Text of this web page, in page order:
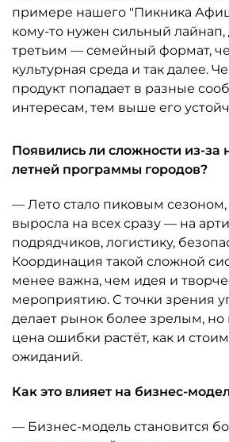
примере нашего "Пикника
кому-то нужен сильный
третьим — семейный формат,
культурная среда и так далее.
продукт попадает в разные
интересам, тем выше его
Появились ли сложности из-за
летней программы городов?
— Лето стало пиковым сезоном,
выросла на всех сразу — на
подрядчиков, логистику,
Координация такой сложной
менее важна, чем идея и
мероприятию. С точки зрения
делает рынок более зрелым, но
цена ошибки растёт, как и
ожиданий.
Как это влияет на бизнес-
— Бизнес-модель становится